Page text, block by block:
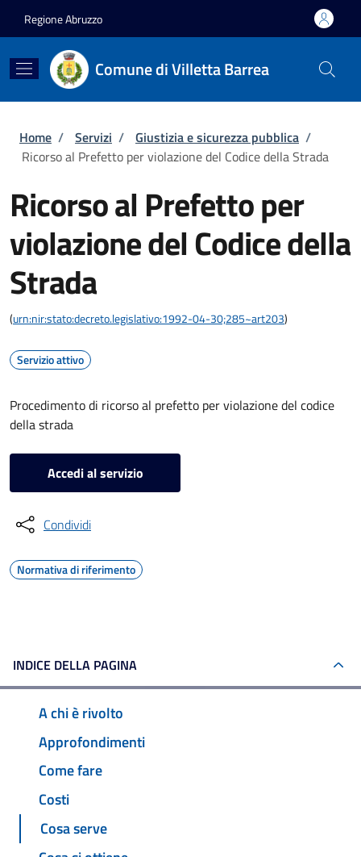
Regione Abruzzo
Comune di Villetta Barrea
Briciole di pane
Home / Servizi / Giustizia e sicurezza pubblica /
Ricorso al Prefetto per violazione del Codice della Strada
Ricorso al Prefetto per
violazione del Codice della
Strada
(urn:nir:stato:decreto.legislativo:1992-04-30;285~art203)
Servizio attivo
Procedimento di ricorso al prefetto per violazione del codice
della strada
Accedi al servizio
Condividi
Normativa di riferimento
INDICE DELLA PAGINA
A chi è rivolto
Approfondimenti
Come fare
Costi
Cosa serve